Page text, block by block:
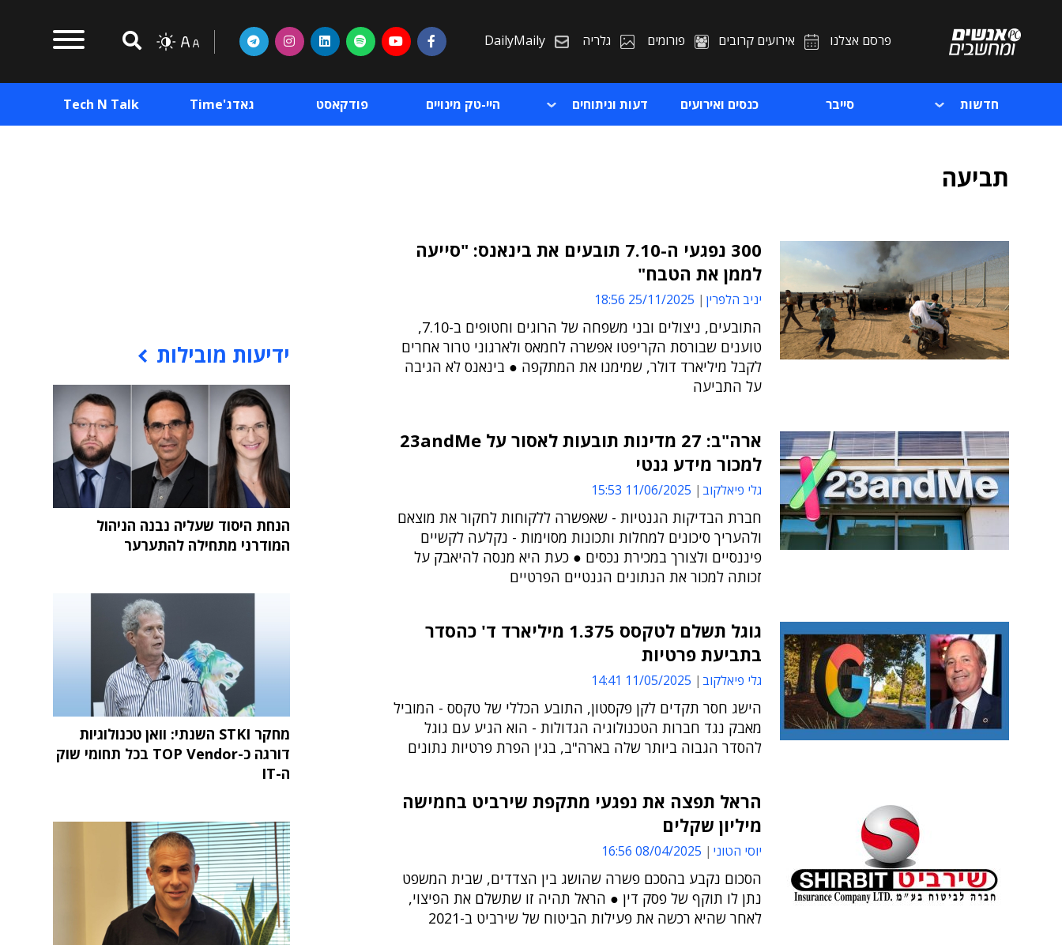
פרסם אצלנו אירועים קרובים פורומים גלריה DailyMaily
חדשות סייבר כנסים ואירועים דעות וניתוחים היי-טק מינויים פודקאסט גאדג'Time Tech N Talk
תביעה
300 נפגעי ה-7.10 תובעים את בינאנס: "סייעה
לממן את הטבח"
יניב הלפרין 25/11/2025 18:56
התובעים, ניצולים ובני משפחה של הרוגים וחטופים ב-7.10,
טוענים שבורסת הקריפטו אפשרה לחמאס ולארגוני טרור אחרים
לקבל מיליארד דולר, שמימנו את המתקפה ● בינאנס לא הגיבה
על התביעה
ארה"ב: 27 מדינות תובעות לאסור על 23andMe
למכור מידע גנטי
גלי פיאלקוב 11/06/2025 15:53
חברת הבדיקות הגנטיות - שאפשרה ללקוחות לחקור את מוצאם
ולהעריך סיכונים למחלות ותכונות מסוימות - נקלעה לקשיים
פיננסיים ולצורך במכירת נכסים ● כעת היא מנסה להיאבק על
זכותה למכור את הנתונים הגנטיים הפרטיים
גוגל תשלם לטקסס 1.375 מיליארד ד' כהסדר
בתביעת פרטיות
גלי פיאלקוב 11/05/2025 14:41
הישג חסר תקדים לקן פקסטון, התובע הכללי של טקסס - המוביל
מאבק נגד חברות הטכנולוגיה הגדולות - הוא הגיע עם גוגל
להסדר הגבוה ביותר שלה בארה"ב, בגין הפרת פרטיות נתונים
הראל תפצה את נפגעי מתקפת שירביט בחמישה
מיליון שקלים
יוסי הטוני 08/04/2025 16:56
הסכום נקבע בהסכם פשרה שהושג בין הצדדים, שבית המשפט
נתן לו תוקף של פסק דין ● הראל תהיה זו שתשלם את הפיצוי,
לאחר שהיא רכשה את פעילות הביטוח של שירביט ב-2021
ידיעות מובילות
הנחת היסוד שעליה נבנה הניהול
המודרני מתחילה להתערער
מחקר STKI השנתי: וואן טכנולוגיות
דורגה כ-TOP Vendor בכל תחומי שוק
ה-IT